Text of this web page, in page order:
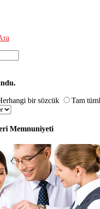
bir sözcük
Tam
Memnuniyeti